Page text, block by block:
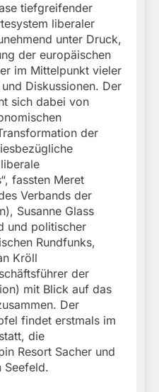
tiefgreifender
liberaler
unter Druck,
der europäischen
im Mittelpunkt vieler
Diskussionen. Der
sich dabei von
der
fassten Meret
Verbands der
Susanne Glass
und politischer
Rundfunks,
Kröll
der
mit Blick auf das
Der
findet erstmals im
die
Resort Sacher und
Seefeld.